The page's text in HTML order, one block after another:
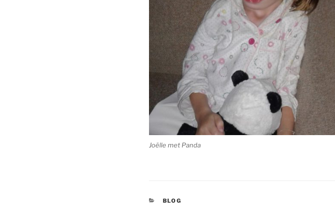
Joëlle met Panda
CATEGORIEËN
BLOG